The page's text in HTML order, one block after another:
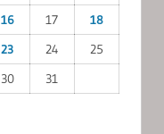
16 17
18
23 24
25
30
31